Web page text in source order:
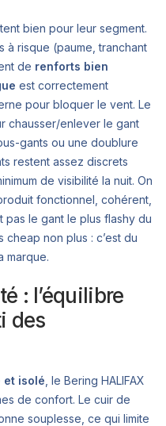
bien pour leur segment.
à risque (paume, tranchant
de renforts bien
est correctement
pour bloquer le vent. Le
chausser/enlever le gant
gants ou une doublure
restent assez discrets
de visibilité la nuit. On
fonctionnel, cohérent,
pas le gant le plus flashy du
cheap non plus : c’est du
marque.
: l’équilibre
des
et isolé , le Bering HALIFAX
de confort. Le cuir de
souplesse, ce qui limite